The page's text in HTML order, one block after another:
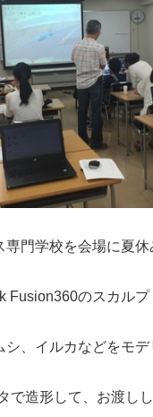
専門学校を会場に夏
Fusion360のスカルプ
シ、イルカなどをモデ
で造形して、お渡しし